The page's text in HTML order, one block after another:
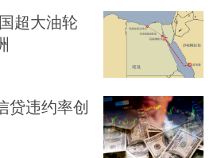
超大油轮
贷违约率创